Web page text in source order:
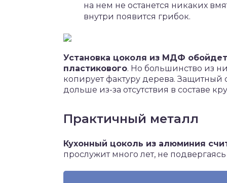
на нем не останется никаких
внутри появится грибок.
Установка цоколя из МДФ
пластикового. Но большинство из
копирует фактуру дерева. Защитный
дольше из-за отсутствия в составе
Практичный металл
Кухонный цоколь из алюминия
прослужит много лет, не